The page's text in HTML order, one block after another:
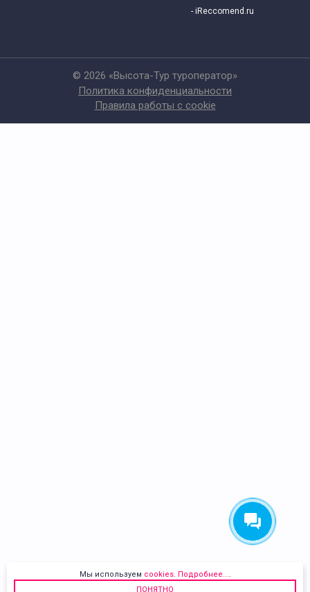
Групповые экскурсии по Москве
Индивидуальные экскурсии по Москве
- iReccomend.ru
© 2026 «Высота-Тур туроператор»
Политика конфиденциальности
Правила работы с cookie
Мы используем cookies. Подробнее....
ПОНЯТНО